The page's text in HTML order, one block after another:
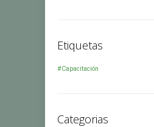
Etiquetas
#Capacitación
Categorias